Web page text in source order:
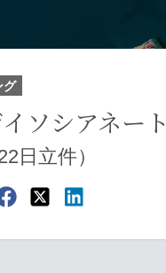
グ
ソシアネート
日立件）